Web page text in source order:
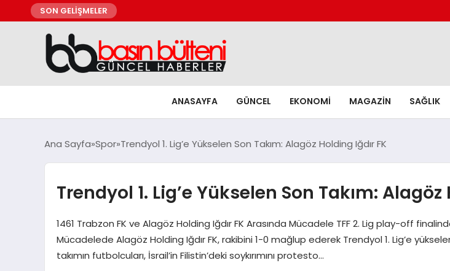
SON GELİŞMELER
ANASAYFA GÜNCEL EKONOMI MAGAZIN SAĞLIK
Ana Sayfa Spor Trendyol 1. Lig’e Yükselen Son Takım: Alagöz Holding Iğdır FK
Trendyol 1. Lig’e Yükselen Son Takım: Alagöz
1461 Trabzon FK ve Alagöz Holding Iğdır FK Arasında Mücadele TFF 2. Lig play-off
Mücadelede Alagöz Holding Iğdır FK, rakibini 1-0 mağlup ederek Trendyol 1. Lig’e
takımın futbolcuları, İsrail’in Filistin’deki soykırımını protesto…